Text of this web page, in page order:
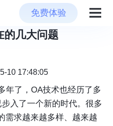
免费体验
的几大问题
10 17:48:05
年了，OA技术也经历了多
入了一个新的时代。很多
需求越来越多样、越来越